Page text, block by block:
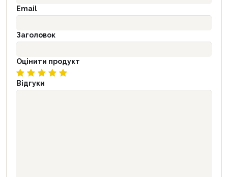
Email
Заголовок
Оцінити продукт
Відгуки